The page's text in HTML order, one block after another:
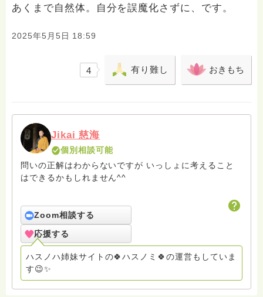
あくまで自然体。自分を誤魔化さずに、です。
2025年5月5日 18:59
4 有り難し おきもち
Jikai 慈海
個別相談可能
問いの正解はわからないですが いっしょに考えること
はできるかもしれません^^
Zoom相談する
応援する
ハスノハ姉妹サイトの🍀ハスノミ🍀の運営もしていま
す😉✨